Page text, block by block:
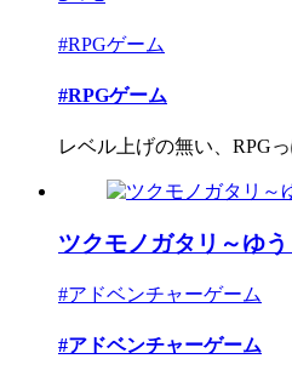
#RPGゲーム
#RPGゲーム
レベル上げの無い、RPG
ツクモノガタリ～ゆ
#アドベンチャーゲーム
#アドベンチャーゲーム